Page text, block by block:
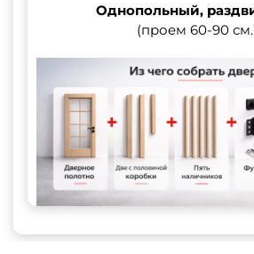
Однопольный,
(проем 60-90